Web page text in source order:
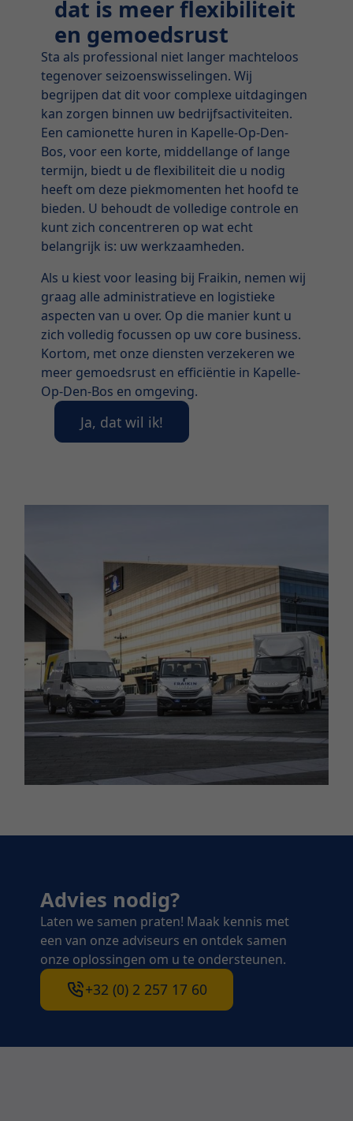
dat is meer flexibiliteit
en gemoedsrust
Sta als professional niet langer machteloos
tegenover seizoenswisselingen. Wij
begrijpen dat dit voor complexe uitdagingen
kan zorgen binnen uw bedrijfsactiviteiten.
Een camionette huren in Kapelle-Op-Den-
Bos, voor een korte, middellange of lange
termijn, biedt u de flexibiliteit die u nodig
heeft om deze piekmomenten het hoofd te
bieden. U behoudt de volledige controle en
kunt zich concentreren op wat echt
belangrijk is: uw werkzaamheden.
Als u kiest voor leasing bij Fraikin, nemen wij
graag alle administratieve en logistieke
aspecten van u over. Op die manier kunt u
zich volledig focussen op uw core business.
Kortom, met onze diensten verzekeren we
meer gemoedsrust en efficiëntie in Kapelle-
Op-Den-Bos en omgeving.
Ja, dat wil ik!
Advies nodig?
Laten we samen praten! Maak kennis met
een van onze adviseurs en ontdek samen
onze oplossingen om u te ondersteunen.
+32 (0) 2 257 17 60